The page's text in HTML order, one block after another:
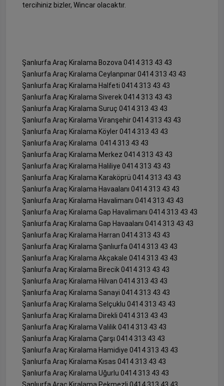
tercihiniz bizler, Wincar olacaktır.
Şanlıurfa Araç Kiralama Bozova 0414 313 43 43
Şanlıurfa Araç Kiralama Ceylanpınar 0414 313 43 43
Şanlıurfa Araç Kiralama Halfeti 0414 313 43 43
Şanlıurfa Araç Kiralama Siverek 0414 313 43 43
Şanlıurfa Araç Kiralama Suruç 0414 313 43 43
Şanlıurfa Araç Kiralama Viranşehir 0414 313 43 43
Şanlıurfa Araç Kiralama Köyler 0414 313 43 43
Şanlıurfa Araç Kiralama 0414 313 43 43
Şanlıurfa Araç Kiralama Merkez 0414 313 43 43
Şanlıurfa Araç Kiralama Haliliye 0414 313 43 43
Şanlıurfa Araç Kiralama Karaköprü 0414 313 43 43
Şanlıurfa Araç Kiralama Havaalanı 0414 313 43 43
Şanlıurfa Araç Kiralama Havalimanı 0414 313 43 43
Şanlıurfa Araç Kiralama Gap Havalimanı 0414 313 43 43
Şanlıurfa Araç Kiralama Gap Havaalanı 0414 313 43 43
Şanlıurfa Araç Kiralama Harran 0414 313 43 43
Şanlıurfa Araç Kiralama Şanlıurfa 0414 313 43 43
Şanlıurfa Araç Kiralama Akçakale 0414 313 43 43
Şanlıurfa Araç Kiralama Birecik 0414 313 43 43
Şanlıurfa Araç Kiralama Hilvan 0414 313 43 43
Şanlıurfa Araç Kiralama Sanayi 0414 313 43 43
Şanlıurfa Araç Kiralama Selçuklu 0414 313 43 43
Şanlıurfa Araç Kiralama Direkli 0414 313 43 43
Şanlıurfa Araç Kiralama Valilik 0414 313 43 43
Şanlıurfa Araç Kiralama Çarşı 0414 313 43 43
Şanlıurfa Araç Kiralama Hamidiye 0414 313 43 43
Şanlıurfa Araç Kiralama Kısas 0414 313 43 43
Şanlıurfa Araç Kiralama Uğurlu 0414 313 43 43
Şanlıurfa Araç Kiralama Pekmezli 0414 313 43 43